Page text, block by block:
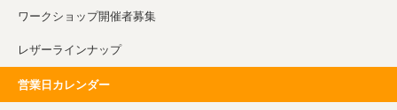
ワークショップ開催者募集
レザーラインナップ
営業日カレンダー